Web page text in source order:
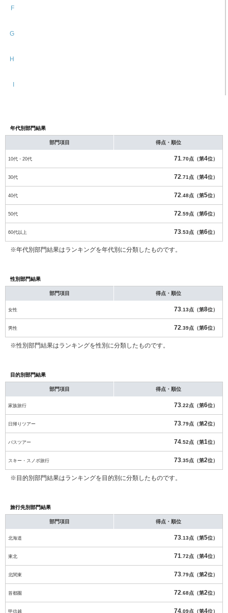
F
G
H
年代別部門結果
部門項目 得点・順位
10代・20代 71 .70点（第4位）
30代 72 .71点（第4位）
40代 72 .48点（第5位）
50代 72 .59点（第6位）
60代以上 73 .53点（第6位）
※年代別部門結果はランキングを年代別に分類したものです。
性別部門結果
部門項目 得点・順位
女性 73 .13点（第8位）
男性 72 .39点（第6位）
※性別部門結果はランキングを性別に分類したものです。
目的別部門結果
部門項目 得点・順位
家族旅行 73 .22点（第6位）
日帰りツアー 73 .79点（第2位）
バスツアー 74 .52点（第1位）
スキー・スノボ旅行 73 .35点（第2位）
※目的別部門結果はランキングを目的別に分類したものです。
旅行先別部門結果
部門項目 得点・順位
北海道 73 .13点（第5位）
東北 71 .72点（第4位）
北関東 73 .79点（第2位）
首都圏 72 .68点（第2位）
甲信越 74 .09点（第4位）